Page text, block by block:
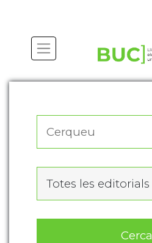
Totes les editorials
Cerca